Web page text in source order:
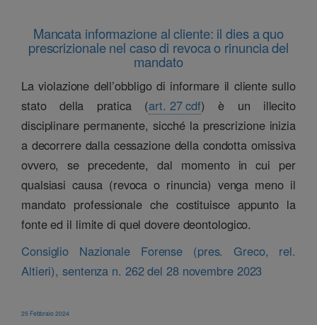
Mancata informazione al cliente: il dies a quo
prescrizionale nel caso di revoca o rinuncia del
mandato
La violazione dell’obbligo di informare il cliente sullo
stato della pratica (art. 27 cdf) è un illecito
disciplinare permanente, sicché la prescrizione inizia
a decorrere dalla cessazione della condotta omissiva
ovvero, se precedente, dal momento in cui per
qualsiasi causa (revoca o rinuncia) venga meno il
mandato professionale che costituisce appunto la
fonte ed il limite di quel dovere deontologico.
Consiglio Nazionale Forense (pres. Greco, rel.
Altieri), sentenza n. 262 del 28 novembre 2023
25 Febbraio 2024